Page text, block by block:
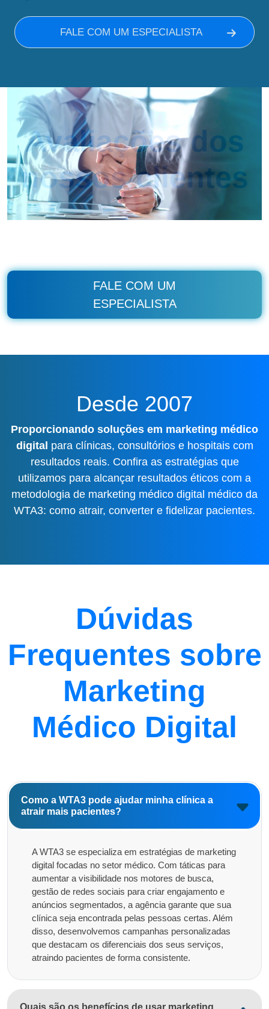
FALE COM UM ESPECIALISTA
Avaliações dos
nossos clientes
FALE COM UM
ESPECIALISTA
Desde 2007
Proporcionando soluções em marketing médico
digital para clínicas, consultórios e hospitais com
resultados reais. Confira as estratégias que
utilizamos para alcançar resultados éticos com a
metodologia de marketing médico digital médico da
WTA3: como atrair, converter e fidelizar pacientes.
Dúvidas
Frequentes sobre
Marketing
Médico Digital
Como a WTA3 pode ajudar minha clínica a
atrair mais pacientes?
A WTA3 se especializa em estratégias de marketing
digital focadas no setor médico. Com táticas para
aumentar a visibilidade nos motores de busca,
gestão de redes sociais para criar engajamento e
anúncios segmentados, a agência garante que sua
clínica seja encontrada pelas pessoas certas. Além
disso, desenvolvemos campanhas personalizadas
que destacam os diferenciais dos seus serviços,
atraindo pacientes de forma consistente.
Quais são os benefícios de usar marketing